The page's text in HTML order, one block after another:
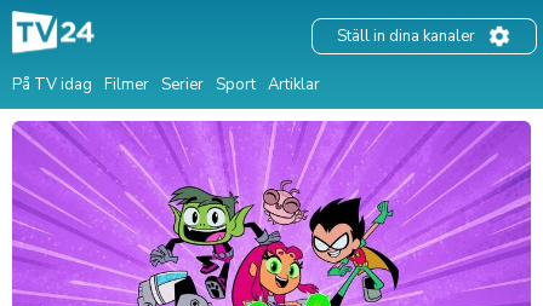
På TV idag Filmer Serier Sport Artiklar
Ställ in dina kanaler